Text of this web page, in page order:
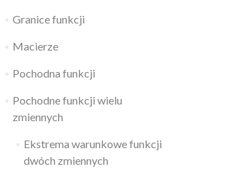
Granice funkcji
Macierze
Pochodna funkcji
Pochodne funkcji wielu
zmiennych
Ekstrema warunkowe funkcji
dwóch zmiennych